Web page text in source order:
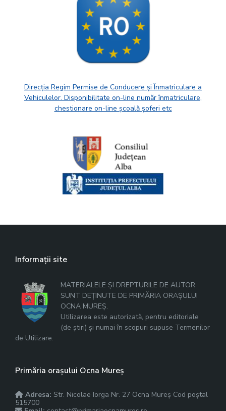
Direcția Regim Permise de Conducere și Înmatriculare a
Vehiculelor. Disponibilitate on-line număr înmatriculare,
chestionare on-line școală șoferi etc
Informații site
MATERIALELE ȘI DREPTURILE DE AUTOR
SUNT DEȚINUTE DE PRIMĂRIA ORAȘULUI
OCNA MUREȘ.
Utilizarea este autorizată, pentru editoriale
(de știri) și numai în scopuri supuse Termenilor
de Utilizare.
Primăria orașului Ocna Mureș
Adresa: Str. Nicolae Iorga Nr. 27 Ocna Mureș Cod poștal
515700